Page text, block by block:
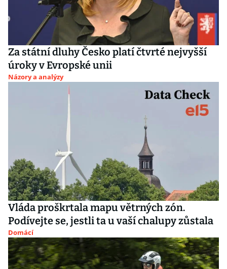
Za státní dluhy Česko platí čtvrté nejvyšší
úroky v Evropské unii
Názory a analýzy
Vláda proškrtala mapu větrných zón.
Podívejte se, jestli ta u vaší chalupy zůstala
Domácí